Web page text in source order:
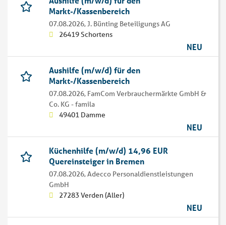
Markt-/Kassenbereich
07.08.2026,J. Bünting Beteiligungs AG
26419 Schortens
NEU
Aushilfe (m/w/d) für den
Markt-/Kassenbereich
07.08.2026, FamCom Verbrauchermärkte GmbH &
Co. KG - famila
49401 Damme
NEU
Küchenhilfe (m/w/d) 14,96 EUR
Quereinsteiger in Bremen
07.08.2026,Adecco Personaldienstleistungen
GmbH
27283 Verden (Aller)
NEU